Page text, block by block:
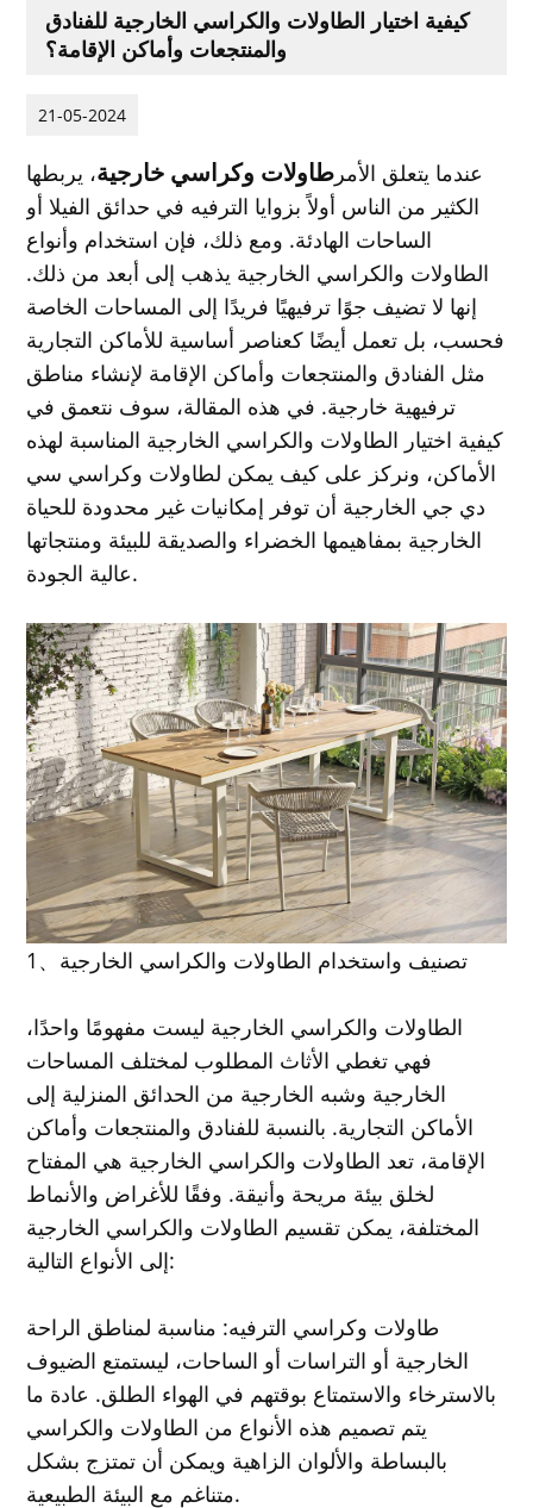
كيفية اختيار الطاولات والكراسي الخارجية للفنادق
والمنتجعات وأماكن الإقامة؟
21-05-2024
عندما يتعلق الأمر طاولات وكراسي خارجية، يربطها
الكثير من الناس أولاً بزوايا الترفيه في حدائق الفيلا أو
الساحات الهادئة. ومع ذلك، فإن استخدام وأنواع
الطاولات والكراسي الخارجية يذهب إلى أبعد من ذلك.
إنها لا تضيف جوًا ترفيهيًا فريدًا إلى المساحات الخاصة
فحسب، بل تعمل أيضًا كعناصر أساسية للأماكن التجارية
مثل الفنادق والمنتجعات وأماكن الإقامة لإنشاء مناطق
ترفيهية خارجية. في هذه المقالة، سوف نتعمق في
كيفية اختيار الطاولات والكراسي الخارجية المناسبة لهذه
الأماكن، ونركز على كيف يمكن لطاولات وكراسي سي
دي جي الخارجية أن توفر إمكانيات غير محدودة للحياة
الخارجية بمفاهيمها الخضراء والصديقة للبيئة ومنتجاتها
عالية الجودة.
1、تصنيف واستخدام الطاولات والكراسي الخارجية
الطاولات والكراسي الخارجية ليست مفهومًا واحدًا،
فهي تغطي الأثاث المطلوب لمختلف المساحات
الخارجية وشبه الخارجية من الحدائق المنزلية إلى
الأماكن التجارية. بالنسبة للفنادق والمنتجعات وأماكن
الإقامة، تعد الطاولات والكراسي الخارجية هي المفتاح
لخلق بيئة مريحة وأنيقة. وفقًا للأغراض والأنماط
المختلفة، يمكن تقسيم الطاولات والكراسي الخارجية
إلى الأنواع التالية:
طاولات وكراسي الترفيه: مناسبة لمناطق الراحة
الخارجية أو التراسات أو الساحات، ليستمتع الضيوف
بالاسترخاء والاستمتاع بوقتهم في الهواء الطلق. عادة ما
يتم تصميم هذه الأنواع من الطاولات والكراسي
بالبساطة والألوان الزاهية ويمكن أن تمتزج بشكل
متناغم مع البيئة الطبيعية.